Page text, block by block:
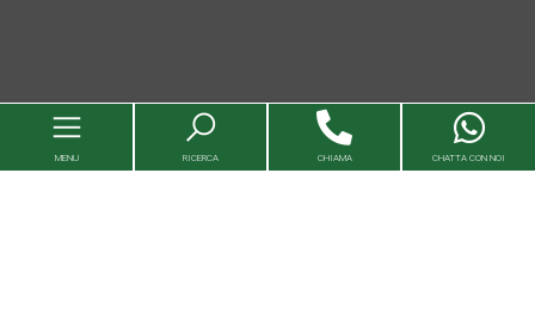
MENU RICERCA CHIAMA CHATTA CON NOI